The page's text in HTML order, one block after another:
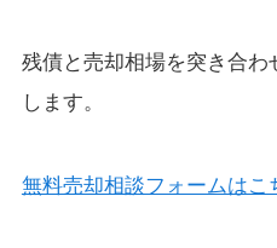
残債と売却相場を突き合
します。
無料売却相談フォームはこ